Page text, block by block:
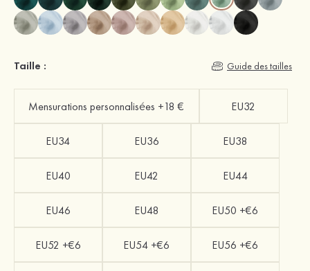
Taille : Guide des tailles
Mensurations personnalisées +18 € EU32
EU34 EU36 EU38
EU40 EU42 EU44
EU46 EU48 EU50 +€6
EU52 +€6 EU54 +€6 EU56 +€6